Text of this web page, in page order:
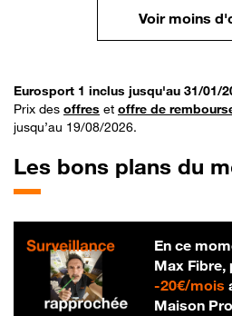
Voir moins
Eurosport 1 inclus jusqu'au 31/01/
Prix des offres et offre de
jusqu’au 19/08/2026.
Les bons plans du
En ce
Max Fibre,
-20€/mois
Maison